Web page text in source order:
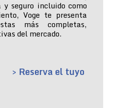
seguro incluido como
Voge te presenta
más completas,
del mercado.
> Reserva el tuyo